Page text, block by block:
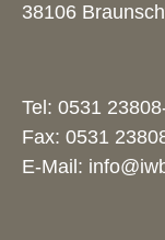
38106
Tel: 0531
Fax: 0531
E-Mail: